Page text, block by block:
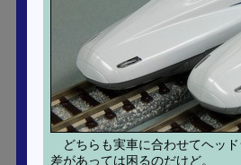
どちらも実車に合わせてヘッ
差があっては困るのだけど。